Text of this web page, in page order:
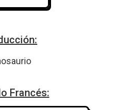
Francés: